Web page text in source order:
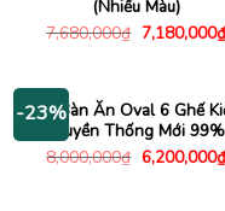
(Nhiều Màu)
7,680,000₫ Giá
gốc
7,180,000₫
-23%
Bộ Bàn Ăn Oval 6 Ghế
Truyền Thống Mới 99%
8,000,000₫ Giá
gốc
6,200,000₫